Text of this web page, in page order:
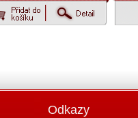
Odkazy